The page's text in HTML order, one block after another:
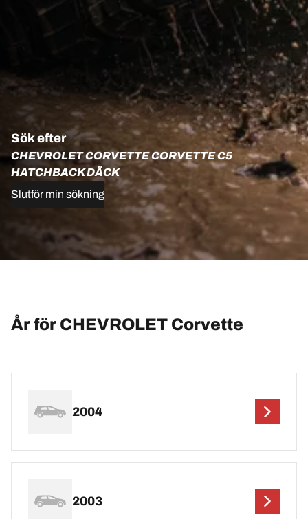
Sök efter
CHEVROLET CORVETTE CORVETTE C5
HATCHBACK DÄCK
Slutför min sökning
År för CHEVROLET Corvette
2004
2003